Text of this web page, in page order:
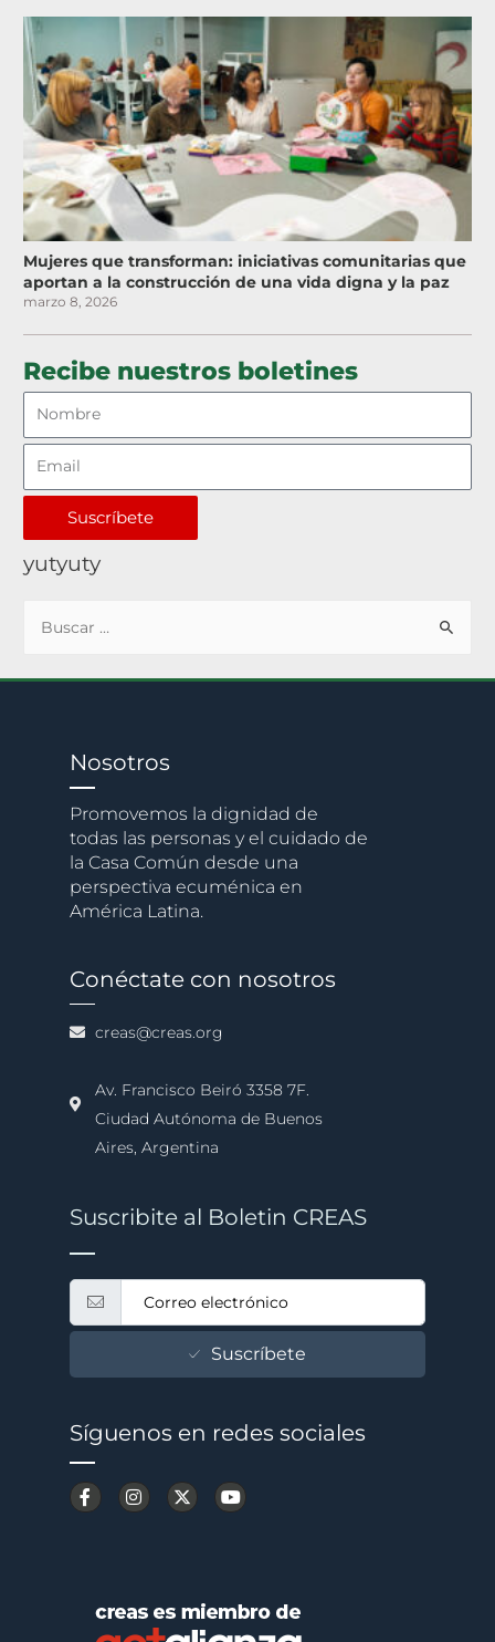
Mujeres que transforman: iniciativas comunitarias que
aportan a la construcción de una vida digna y la paz
marzo 8, 2026
Recibe nuestros boletines
Suscríbete
yutyuty
Nosotros
Promovemos la dignidad de
todas las personas y el cuidado de
la Casa Común desde una
perspectiva ecuménica en
América Latina.
Conéctate con nosotros
creas@creas.org
Av. Francisco Beiró 3358 7F.
Ciudad Autónoma de Buenos
Aires, Argentina
Suscribite al Boletin CREAS
Suscríbete
Síguenos en redes sociales